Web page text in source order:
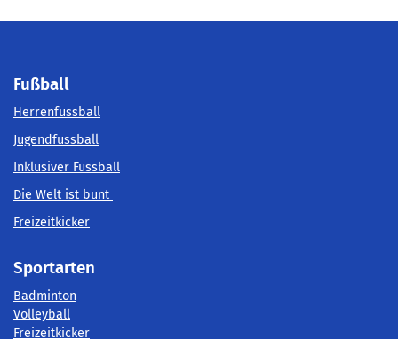
Fußball
Herrenfussball
Jugendfussball
Inklusiver Fussball
Die Welt ist bunt
Freizeitkicker
Sportarten
Badminton
Volleyball
Freizeitkicker